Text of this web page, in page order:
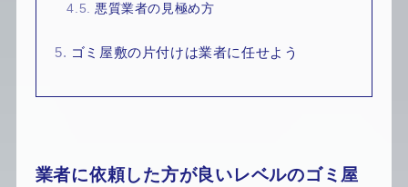
4.5.
悪質業者の見極め方
5. ゴミ屋敷の片付けは業者に任せよう
業者に依頼した方が良いレベルのゴミ屋